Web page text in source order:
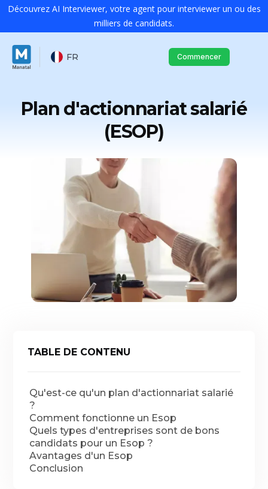
Découvrez AI Interviewer, votre agent pour interviewer un ou des
milliers de candidats.
FR Commencer
Plan d'actionnariat salarié
(ESOP)
TABLE DE CONTENU
Qu'est-ce qu'un plan d'actionnariat salarié
?
Comment fonctionne un Esop
Quels types d'entreprises sont de bons
candidats pour un Esop ?
Avantages d'un Esop
Conclusion